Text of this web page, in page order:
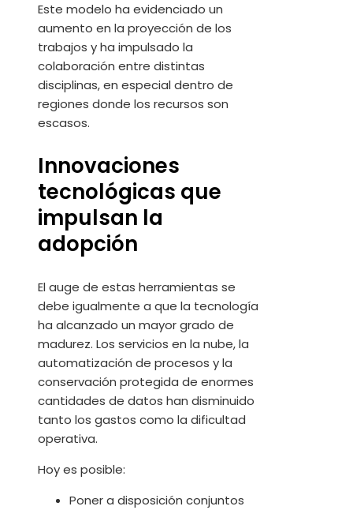
Este modelo ha evidenciado un
aumento en la proyección de los
trabajos y ha impulsado la
colaboración entre distintas
disciplinas, en especial dentro de
regiones donde los recursos son
escasos.
Innovaciones
tecnológicas que
impulsan la
adopción
El auge de estas herramientas se
debe igualmente a que la tecnología
ha alcanzado un mayor grado de
madurez. Los servicios en la nube, la
automatización de procesos y la
conservación protegida de enormes
cantidades de datos han disminuido
tanto los gastos como la dificultad
operativa.
Hoy es posible:
Poner a disposición conjuntos